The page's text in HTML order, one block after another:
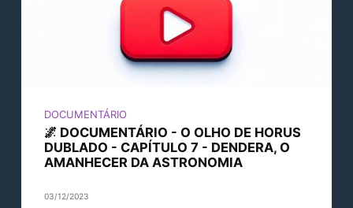
DOCUMENTÁRIO
🌌 DOCUMENTÁRIO - O OLHO DE HORUS
DUBLADO - CAPÍTULO 7 - DENDERA, O
AMANHECER DA ASTRONOMIA
03/12/2023